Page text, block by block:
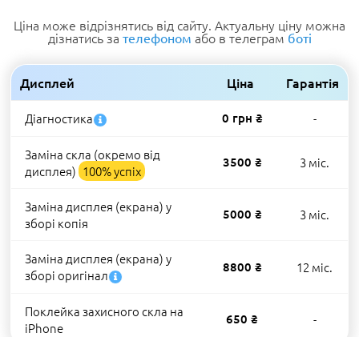
Ціна може відрізнятись від сайту. Актуальну ціну можна
дізнатись за телефоном або в телеграм боті
Дисплей Ціна Гарантія
Діагностика 0 грн ₴ -
Заміна скла (окремо від
дисплея) 100% успіх
3500 ₴ 3 міс.
Заміна дисплея (екрана) у
зборі копія
5000 ₴ 3 міс.
Заміна дисплея (екрана) у
зборі оригінал
8800 ₴ 12 міс.
Поклейка захисного скла на
iPhone
650 ₴ -